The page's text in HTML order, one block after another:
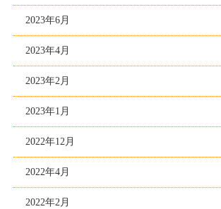
2023年6月
2023年4月
2023年2月
2023年1月
2022年12月
2022年4月
2022年2月